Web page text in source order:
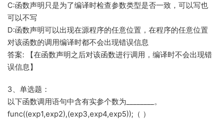
C:函数声明只是为了编译时检查参数类型是否一致，可以写也
可以不写
D:函数声明可以出现在源程序的任意位置，在程序的任意位置
对该函数的调用编译时都不会出现错误信息
答案: 【在函数声明之后对该函数进行调用，编译时不会出现错
误信息】
3、单选题：
以下函数调用语句中含有实参个数为________。
func((exp1,exp2),(exp3,exp4,exp5));（ ）